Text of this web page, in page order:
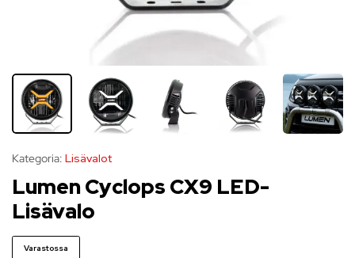
Kategoria: Lisävalot
Lumen Cyclops CX9 LED-
Lisävalo
Varastossa